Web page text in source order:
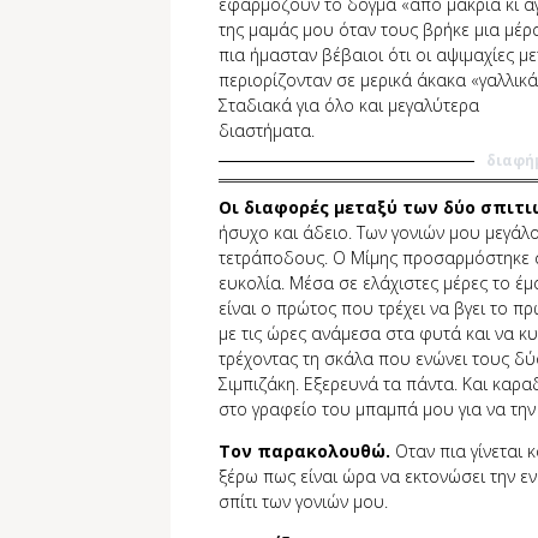
εφαρμόζουν το δόγμα «από μακριά κι
της μαμάς μου όταν τους βρήκε μια
πια ήμασταν βέβαιοι ότι οι αψιμαχίες
περιορίζονταν σε μερικά άκακα
Σταδιακά για όλο και μεγαλύτερα
διαστήματα.
Οι διαφορές μεταξύ των δύο
ήσυχο και άδειο. Των γονιών μου
τετράποδους. Ο Μίμης προσαρμόστηκε
ευκολία. Μέσα σε ελάχιστες μέρες το
είναι ο πρώτος που τρέχει να βγει το
με τις ώρες ανάμεσα στα φυτά και να
τρέχοντας τη σκάλα που ενώνει τους
Σιμπιζάκη. Εξερευνά τα πάντα. Και
στο γραφείο του μπαμπά μου για να
Τον παρακολουθώ. Οταν πια γίνεται
ξέρω πως είναι ώρα να εκτονώσει την
σπίτι των γονιών μου.